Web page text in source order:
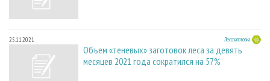
25.11.2021 Лесозаготовка
Объем «теневых» заготовок леса за девять
месяцев 2021 года сократился на 57%